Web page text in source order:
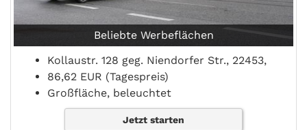
Beliebte Werbeflächen
Kollaustr. 128 geg. Niendorfer Str., 22453,
86,62 EUR (Tagespreis)
Großfläche, beleuchtet
Jetzt starten